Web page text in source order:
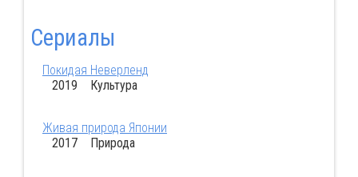
Сериалы
Покидая Неверленд
2019 Культура
Живая природа Японии
2017 Природа